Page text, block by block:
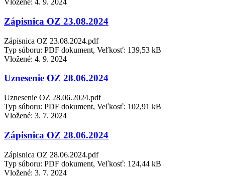
Vložené: 4. 9. 2024
Zápisnica OZ 23.08.2024
Zápisnica OZ 23.08.2024.pdf
Typ súboru: PDF dokument, Veľkosť: 139,53 kB
Vložené: 4. 9. 2024
Uznesenie OZ 28.06.2024
Uznesenie OZ 28.06.2024.pdf
Typ súboru: PDF dokument, Veľkosť: 102,91 kB
Vložené: 3. 7. 2024
Zápisnica OZ 28.06.2024
Zápisnica OZ 28.06.2024.pdf
Typ súboru: PDF dokument, Veľkosť: 124,44 kB
Vložené: 3. 7. 2024